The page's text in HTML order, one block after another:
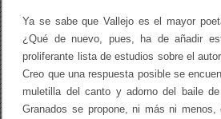
Ya se sabe que Vallejo es el mayor
¿Qué de nuevo, pues, ha de añadir
proliferante lista de estudios sobre el
Creo que una respuesta posible se
muletilla del canto y adorno del baile
Granados se propone, ni más ni